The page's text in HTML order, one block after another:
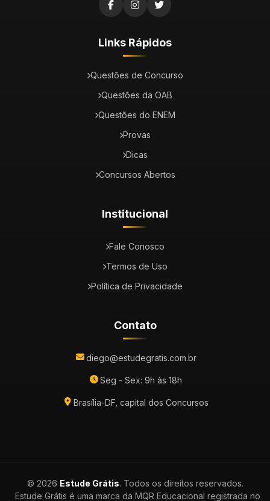
Links Rápidos
Questões de Concurso
Questões da OAB
Questões do ENEM
Provas
Dicas
Concursos Abertos
Institucional
Fale Conosco
Termos de Uso
Política de Privacidade
Contato
diego@estudegratis.com.br
Seg - Sex: 9h às 18h
Brasília-DF, capital dos Concursos
© 2026 Estude Grátis. Todos os direitos reservados.
Estude Grátis é uma marca da MQR Educacional registrada no